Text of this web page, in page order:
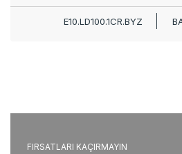
E10.LD100.1CR.BYZ
FIRSATLARI KAÇIRMAYIN